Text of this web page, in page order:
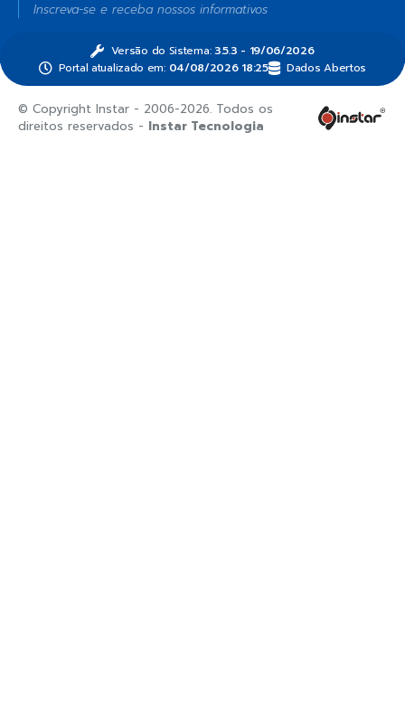
Inscreva-se e receba nossos informativos
Versão do Sistema:3.5.3 - 19/06/2026
Portal atualizado em: 04/08/2026 18:25 Dados Abertos
© Copyright Instar - 2006-2026. Todos os
direitos reservados - Instar Tecnologia